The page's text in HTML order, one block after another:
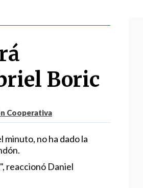
Boric
Cooperativa
minuto, no ha dado la
reaccionó Daniel